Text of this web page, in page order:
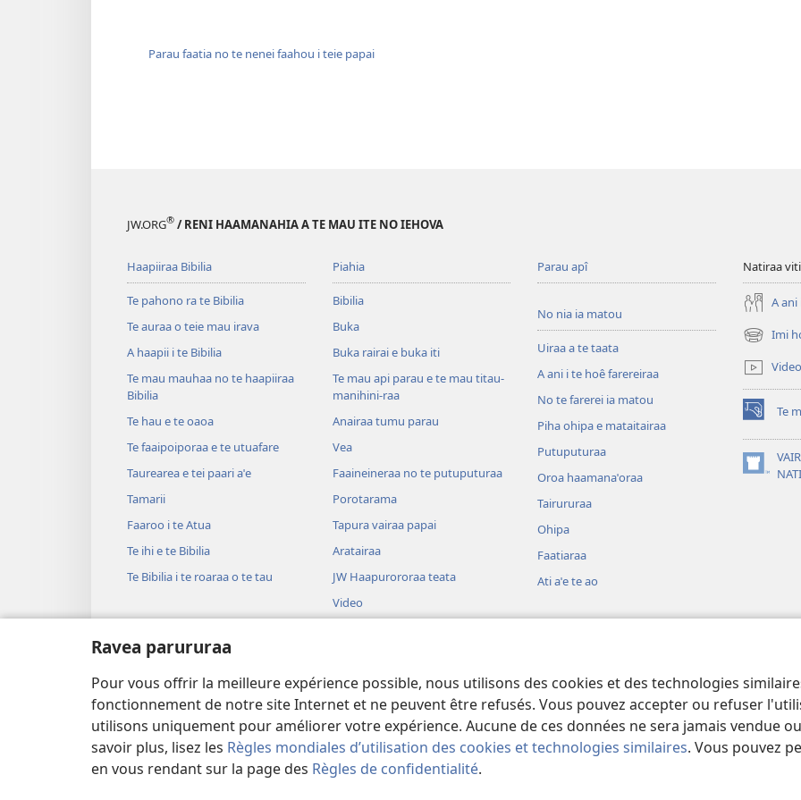
Ravea parururaa
Pour vous offrir la meilleure expérience possible, nous utilisons des cookies et des technologies
fonctionnement de notre site Internet et ne peuvent être refusés. Vous pouvez accepter ou refuser
utilisons uniquement pour améliorer votre expérience. Aucune de ces données ne sera jamais vendue
savoir plus, lisez les Règles mondiales d’utilisation des cookies et technologies similaires. Vous pouvez
en vous rendant sur la page des Règles de confidentialité.
Parau faatia no te nenei faahou i teie papai
JW.ORG® / RENI HAAMANAHIA A TE MAU ITE NO IEHOVA
Haapiiraa Bibilia
Te pahono ra te Bibilia
Te auraa o teie mau irava
A haapii i te Bibilia
Te mau mauhaa no te haapiiraa
Bibilia
Te hau e te oaoa
Te faaipoiporaa e te utuafare
Taurearea e tei paari aˈe
Tamarii
Faaroo i te Atua
Te ihi e te Bibilia
Te Bibilia i te roaraa o te tau
Piahia
Bibilia
Buka
Buka rairai e buka iti
Te mau api parau e te mau titau-
manihini-raa
Anairaa tumu parau
Vea
Faaineineraa no te putuputuraa
Porotarama
Tapura vairaa papai
Aratairaa
JW Haapurororaa teata
Video
Taioraa Bibilia e au i te teata
Parau apî
No nia ia matou
Uiraa a te taata
A ani i te hoê farereiraa
No te farerei ia matou
Piha ohipa e mataitairaa
Putuputuraa
Oroa haamanaˈoraa
Tairururaa
Ohipa
Faatiaraa
Ati aˈe te ao
Natiraa
A
Imi
(opens
new
window)
Video
Te
(opens
new
window)
(opens
Copyright© 2026 Watch Tower Bible and Tract Society of Pennsylvania.